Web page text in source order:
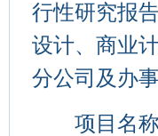
行性研究报
设计、商业
分公司及办
项目名称